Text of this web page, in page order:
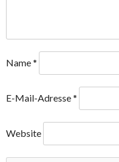
Name*
E-Mail-Adresse*
Website